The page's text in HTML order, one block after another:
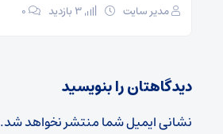
مدیر سایت ۰
دیدگاهتان را بنویسید
نشانی ایمیل شما منتشر نخواهد شد.